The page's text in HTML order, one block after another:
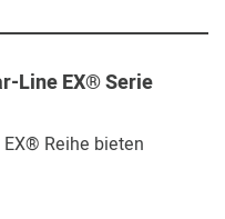
Line EX® Serie
Reihe bieten